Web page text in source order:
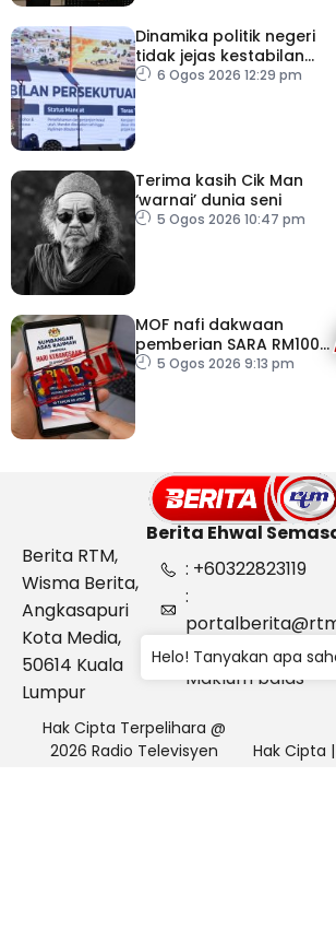
Dinamika politik negeri
tidak jejas kestabilan
Kerajaan Perpaduan
6 Ogos 2026 12:29 pm
Terima kasih Cik Man
‘warnai’ dunia seni
5 Ogos 2026 10:47 pm
MOF nafi dakwaan
pemberian SARA RM100
sempena Hari
5 Ogos 2026 9:13 pm
Berita Ehwal
Berita RTM,
Wisma Berita,
Angkasapuri
Kota Media,
50614 Kuala
Lumpur
: +60322823119
:
: Aduan &
Maklum balas
Hak Cipta Terpelihara @
2026 Radio Televisyen
Hak Cipta |
Helo! Tanyakan apa